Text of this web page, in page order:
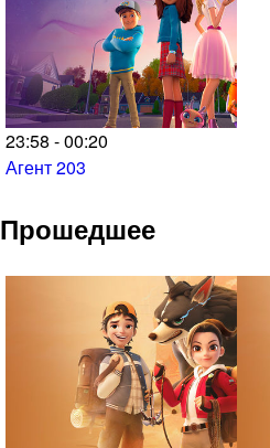
23:58 - 00:20
Агент 203
Прошедшее